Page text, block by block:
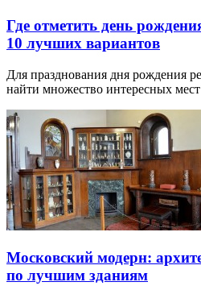
Где отметить день
10 лучших вариантов
Для празднования дня рождения
найти множество интересных
Московский модерн:
по лучшим зданиям